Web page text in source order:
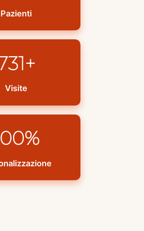
Pazienti
Visite
100%